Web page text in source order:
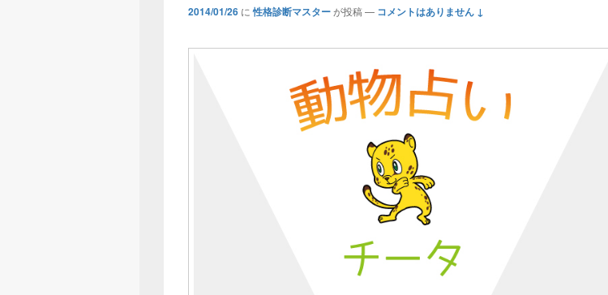
2014/01/26 に 性格診断マスターが投稿 — コメントはありません ↓